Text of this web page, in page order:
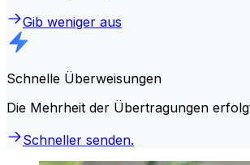
Gib weniger aus
Schnelle Überweisungen
Die Mehrheit der Übertragungen
Schneller senden.